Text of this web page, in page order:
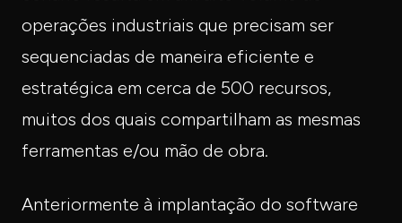
operações industriais que precisam ser
sequenciadas de maneira eficiente e
estratégica em cerca de 500 recursos,
muitos dos quais compartilham as mesmas
ferramentas e/ou mão de obra.
Anteriormente à implantação do software